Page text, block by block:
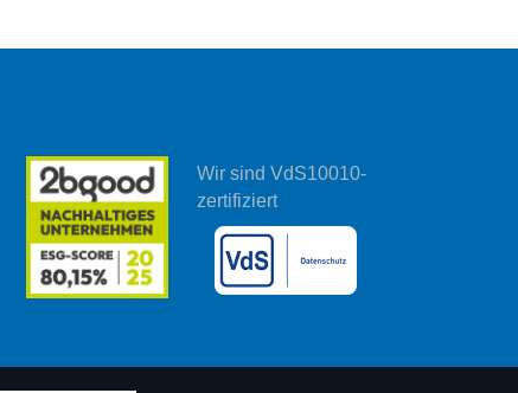
Wir sind VdS10010-
zertifiziert